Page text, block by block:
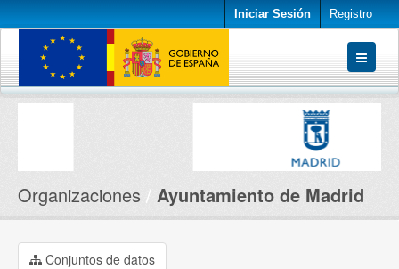
Iniciar Sesión Registro
Conjuntos de datos
Organizaciones Ayuntamiento de Madrid
Conjuntos de datos